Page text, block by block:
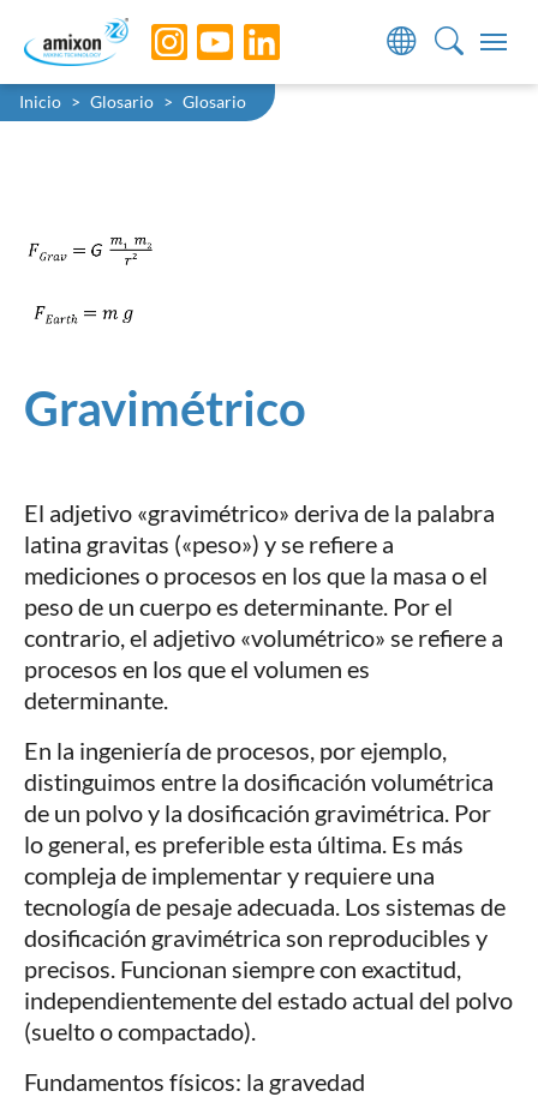
Skip to main navigation
Skip to main content
Skip to page footer
You are here:
Inicio Glosario Glosario
Gravimétrico
El adjetivo «gravimétrico» deriva de la palabra
latina gravitas («peso») y se refiere a
mediciones o procesos en los que la masa o el
peso de un cuerpo es determinante. Por el
contrario, el adjetivo «volumétrico» se refiere a
procesos en los que el volumen es
determinante.
En la ingeniería de procesos, por ejemplo,
distinguimos entre la dosificación volumétrica
de un polvo y la dosificación gravimétrica. Por
lo general, es preferible esta última. Es más
compleja de implementar y requiere una
tecnología de pesaje adecuada. Los sistemas de
dosificación gravimétrica son reproducibles y
precisos. Funcionan siempre con exactitud,
independientemente del estado actual del polvo
(suelto o compactado).
Fundamentos físicos: la gravedad